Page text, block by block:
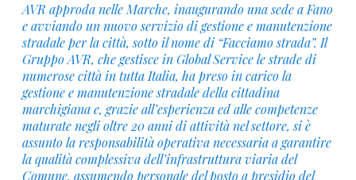
AVR approda nelle Marche, inaugurando una sede a Fano
e avviando un nuovo servizio di gestione e manutenzione
stradale per la città, sotto il nome di “Facciamo strada”. Il
Gruppo AVR, che gestisce in Global Service le strade di
numerose città in tutta Italia, ha preso in carico la
gestione e manutenzione stradale della cittadina
marchigiana e, grazie all’esperienza ed alle competenze
maturate negli oltre 20 anni di attività nel settore, si è
assunto la responsabilità operativa necessaria a garantire
la qualità complessiva dell’infrastruttura viaria del
Comune, assumendo personale del posto a presidio del